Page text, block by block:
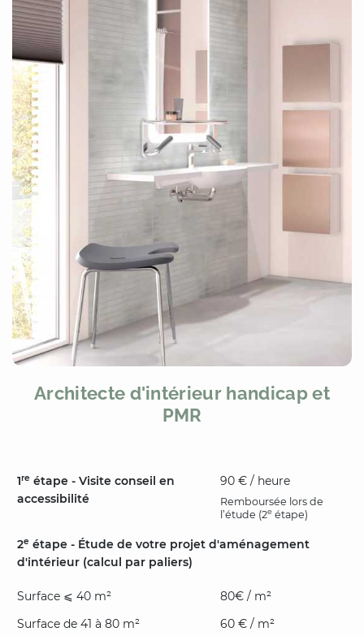
Architecte d'intérieur handicap et
PMR
1re étape - Visite conseil en
accessibilité
90 € / heure
Remboursée lors de
l’étude (2e étape)
2e étape - Étude de votre projet d'aménagement
d'intérieur (calcul par paliers)
Surface ⩽ 40 m²
80€ / m²
Surface de 41 à 80 m²
60 € / m²